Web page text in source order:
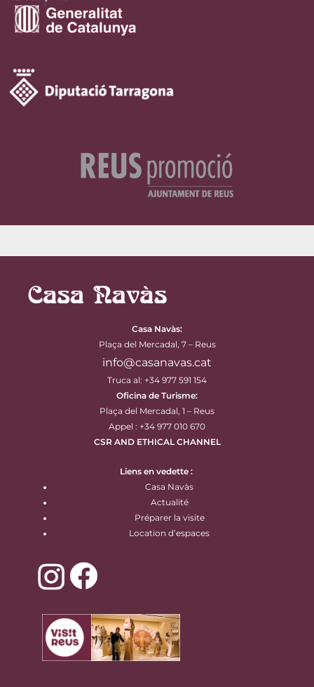
Casa Navàs:
Plaça del Mercadal, 7 – Reus
info@casanavas.cat
Truca al: +34 977 591 154
Oficina de Turisme:
Plaça del Mercadal, 1 – Reus
Appel : +34 977 010 670
CSR AND ETHICAL CHANNEL
Liens en vedette :
Casa Navàs
Actualité
Préparer la visite
Location d’espaces